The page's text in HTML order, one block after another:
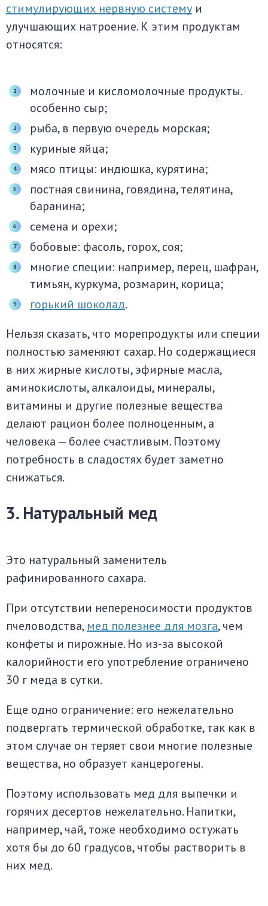
стимулирующих нервную систему и
улучшающих натроение. К этим продуктам
относятся:
молочные и кисломолочные продукты.
особенно сыр;
рыба, в первую очередь морская;
куриные яйца;
мясо птицы: индюшка, курятина;
постная свинина, говядина, телятина,
баранина;
семена и орехи;
бобовые: фасоль, горох, соя;
многие специи: например, перец, шафран,
тимьян, куркума, розмарин, корица;
горький шоколад.
Нельзя сказать, что морепродукты или специи
полностью заменяют сахар. Но содержащиеся
в них жирные кислоты, эфирные масла,
аминокислоты, алкалоиды, минералы,
витамины и другие полезные вещества
делают рацион более полноценным, а
человека — более счастливым. Поэтому
потребность в сладостях будет заметно
снижаться.
3. Натуральный мед
Это натуральный заменитель
рафинированного сахара.
При отсутствии непереносимости продуктов
пчеловодства, мед полезнее для мозга, чем
конфеты и пирожные. Но из-за высокой
калорийности его употребление ограничено
30 г меда в сутки.
Еще одно ограничение: его нежелательно
подвергать термической обработке, так как в
этом случае он теряет свои многие полезные
вещества, но образует канцерогены.
Поэтому использовать мед для выпечки и
горячих десертов нежелательно. Напитки,
например, чай, тоже необходимо остужать
хотя бы до 60 градусов, чтобы растворить в
них мед.